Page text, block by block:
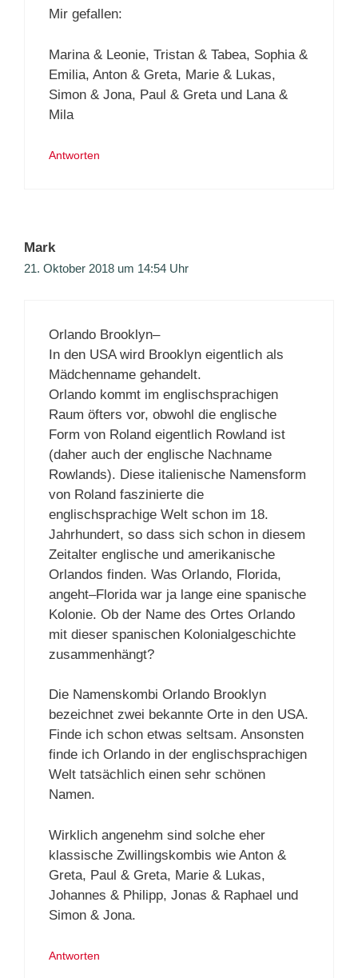
Mir gefallen:
Marina & Leonie, Tristan & Tabea, Sophia &
Emilia, Anton & Greta, Marie & Lukas,
Simon & Jona, Paul & Greta und Lana &
Mila
Antworten
Mark
21. Oktober 2018 um 14:54 Uhr
Orlando Brooklyn–
In den USA wird Brooklyn eigentlich als
Mädchenname gehandelt.
Orlando kommt im englischsprachigen
Raum öfters vor, obwohl die englische
Form von Roland eigentlich Rowland ist
(daher auch der englische Nachname
Rowlands). Diese italienische Namensform
von Roland faszinierte die
englischsprachige Welt schon im 18.
Jahrhundert, so dass sich schon in diesem
Zeitalter englische und amerikanische
Orlandos finden. Was Orlando, Florida,
angeht–Florida war ja lange eine spanische
Kolonie. Ob der Name des Ortes Orlando
mit dieser spanischen Kolonialgeschichte
zusammenhängt?
Die Namenskombi Orlando Brooklyn
bezeichnet zwei bekannte Orte in den USA.
Finde ich schon etwas seltsam. Ansonsten
finde ich Orlando in der englischsprachigen
Welt tatsächlich einen sehr schönen
Namen.
Wirklich angenehm sind solche eher
klassische Zwillingskombis wie Anton &
Greta, Paul & Greta, Marie & Lukas,
Johannes & Philipp, Jonas & Raphael und
Simon & Jona.
Antworten